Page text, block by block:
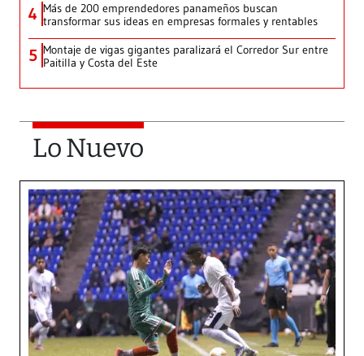
4 Más de 200 emprendedores panameños buscan
transformar sus ideas en empresas formales y rentables
5 Montaje de vigas gigantes paralizará el Corredor Sur entre
Paitilla y Costa del Este
Lo Nuevo